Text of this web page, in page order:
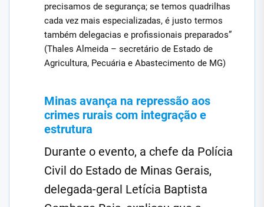
precisamos de segurança; se temos quadrilhas
cada vez mais especializadas, é justo termos
também delegacias e profissionais preparados”
(Thales Almeida – secretário de Estado de
Agricultura, Pecuária e Abastecimento de MG)
Minas avança na repressão aos
crimes rurais com integração e
estrutura
Durante o evento, a chefe da Polícia
Civil do Estado de Minas Gerais,
delegada-geral Letícia Baptista